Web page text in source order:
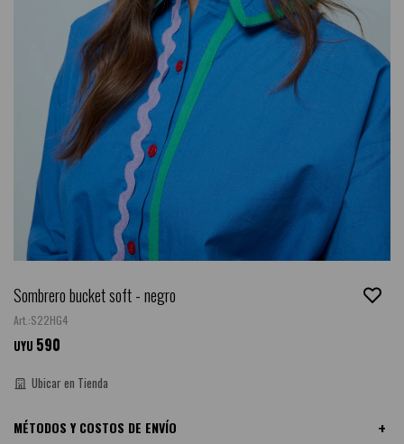
Sombrero bucket soft - negro
S22HG4
UYU 590
Ubicar en Tienda
MÉTODOS Y COSTOS DE ENVÍO